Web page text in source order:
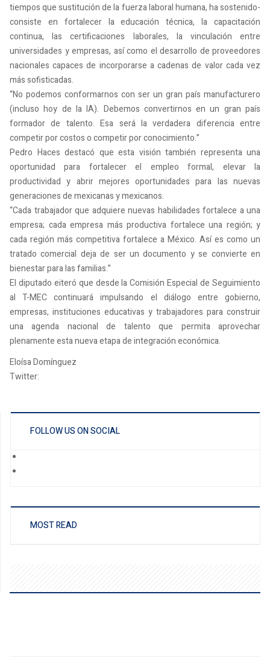
tiempos que sustitución de la fuerza laboral humana, ha sostenido-
consiste en fortalecer la educación técnica, la capacitación
continua, las certificaciones laborales, la vinculación entre
universidades y empresas, así como el desarrollo de proveedores
nacionales capaces de incorporarse a cadenas de valor cada vez
más sofisticadas.
“No podemos conformarnos con ser un gran país manufacturero
(incluso hoy de la IA). Debemos convertirnos en un gran país
formador de talento. Esa será la verdadera diferencia entre
competir por costos o competir por conocimiento.”
Pedro Haces destacó que esta visión también representa una
oportunidad para fortalecer el empleo formal, elevar la
productividad y abrir mejores oportunidades para las nuevas
generaciones de mexicanas y mexicanos.
“Cada trabajador que adquiere nuevas habilidades fortalece a una
empresa; cada empresa más productiva fortalece una región; y
cada región más competitiva fortalece a México. Así es como un
tratado comercial deja de ser un documento y se convierte en
bienestar para las familias.”
El diputado eiteró que desde la Comisión Especial de Seguimiento
al T-MEC continuará impulsando el diálogo entre gobierno,
empresas, instituciones educativas y trabajadores para construir
una agenda nacional de talento que permita aprovechar
plenamente esta nueva etapa de integración económica.
Eloísa Domínguez
Twitter:
FOLLOW US ON SOCIAL
MOST READ